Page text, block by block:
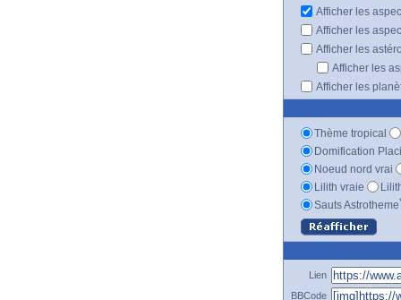
Afficher les
Afficher les
Afficher les
Afficher les
Afficher les
Thème tropical
Domification
Noeud nord vrai
Lilith vraie
Sauts Astrotheme
Lien
BBCode